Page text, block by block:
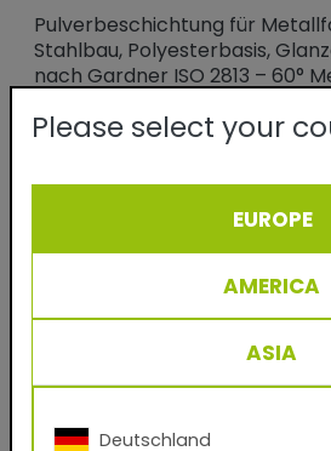
Pulverbeschichtung für
Stahlbau, Polyesterbasis,
nach Gardner ISO 2813 – 60°
Das klassische Produkt für die
Im Einschicht-Verfahren
wetterfeste Oberflächen für
Objekt- und privaten
Klimazonen Europas.
Benefits
- Wetterfeste
Please select your
EUROPE
AMERICA
ASIA
Deutschland